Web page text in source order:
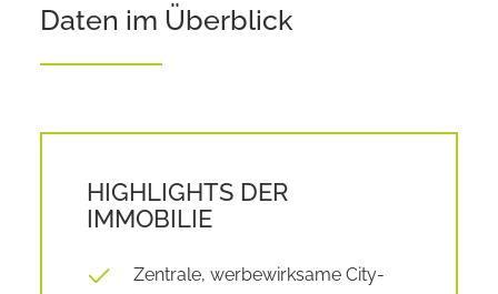
Daten im Überblick
HIGHLIGHTS DER
IMMOBILIE
Zentrale, werbewirksame City-